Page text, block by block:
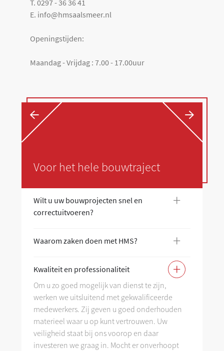
T. 0297 - 36 36 41
E. info@hmsaalsmeer.nl
Openingstijden:
Maandag - Vrijdag : 7.00 - 17.00uur
← →
Voor het hele bouwtraject
Wilt u uw bouwprojecten snel en
correctuitvoeren?
+
Waarom zaken doen met HMS? +
Kwaliteit en professionaliteit +
Om u zo goed mogelijk van dienst te zijn,
werken we uitsluitend met gekwalificeerde
medewerkers. Zij geven u goed onderhouden
materieel waar u op kunt vertrouwen. Uw
veiligheid staat bij ons voorop en daar
investeren we graag in. Mocht er onverhoopt